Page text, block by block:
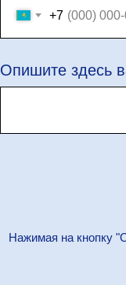
+7
Опишите здесь
Нажимая на кнопку